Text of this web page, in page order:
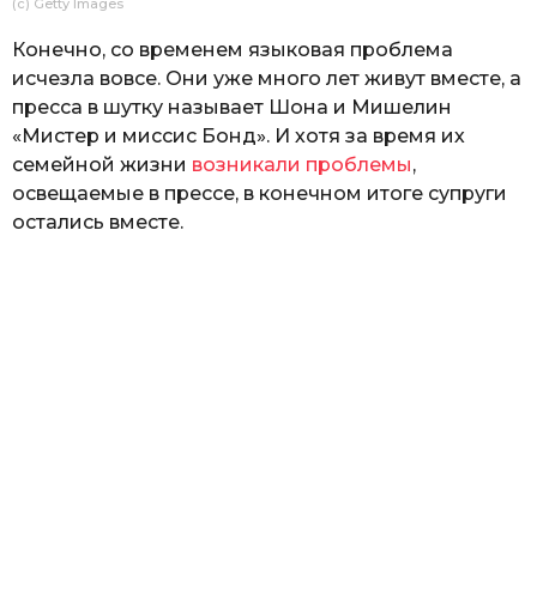
(c) Getty Images
Конечно, со временем языковая проблема
исчезла вовсе. Они уже много лет живут вместе, а
пресса в шутку называет Шона и Мишелин
«Мистер и миссис Бонд». И хотя за время их
семейной жизни возникали проблемы,
освещаемые в прессе, в конечном итоге супруги
остались вместе.